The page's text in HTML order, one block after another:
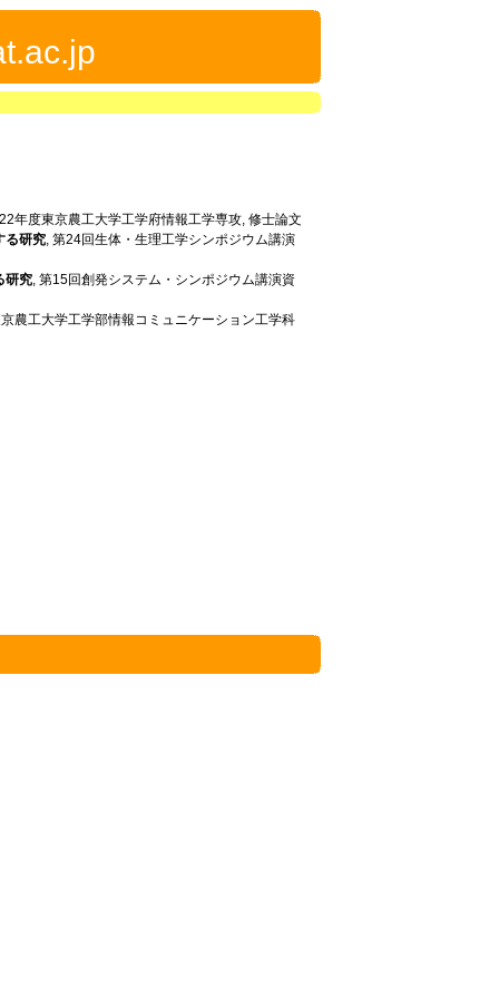
年度東京農工大学工学府情報工学専攻, 修士論文
る研究, 第24回生体・生理工学シンポジウム講演
研究, 第15回創発システム・シンポジウム講演資
農工大学工学部情報コミュニケーション工学科